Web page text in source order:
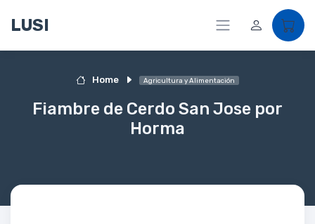
LUSI
Home Agricultura y Alimentación
Fiambre de Cerdo San Jose por
Horma